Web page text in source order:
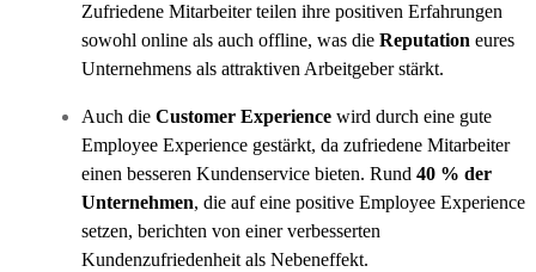
Zufriedene Mitarbeiter teilen ihre positiven Erfahrungen
sowohl online als auch offline, was die Reputation eures
Unternehmens als attraktiven Arbeitgeber stärkt.
Auch die Customer Experience wird durch eine gute
Employee Experience gestärkt, da zufriedene Mitarbeiter
einen besseren Kundenservice bieten. Rund 40 % der
Unternehmen, die auf eine positive Employee Experience
setzen, berichten von einer verbesserten
Kundenzufriedenheit als Nebeneffekt.